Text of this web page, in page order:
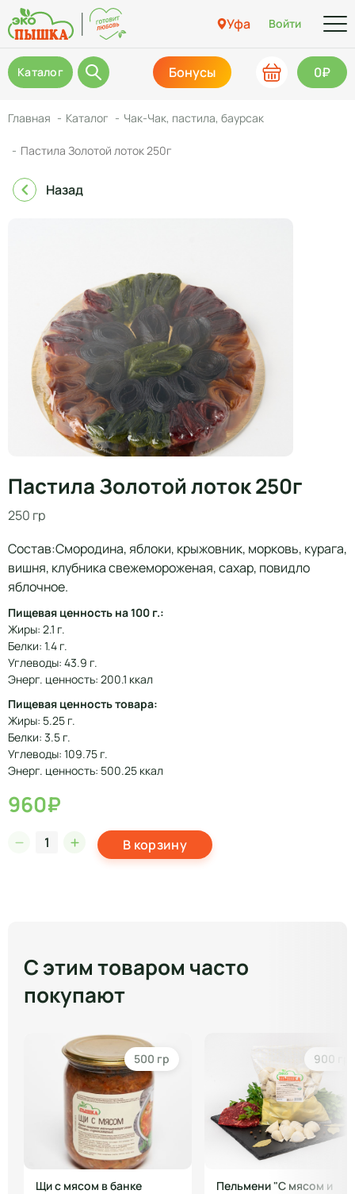
Уфа Войти
Каталог Бонусы 0₽
Главная Каталог Чак-Чак, пастила, баурсак
Пастила Золотой лоток 250г
Назад
Пастила Золотой лоток 250г
250 гр
Состав:Смородина, яблоки, крыжовник, морковь, курага,
вишня, клубника свежемороженая, сахар, повидло
яблочное.
Пищевая ценность на 100 г.:
Жиры: 2.1 г.
Белки: 1.4 г.
Углеводы: 43.9 г.
Энерг. ценность: 200.1 ккал
Пищевая ценность товара:
Жиры: 5.25 г.
Белки: 3.5 г.
Углеводы: 109.75 г.
Энерг. ценность: 500.25 ккал
960₽
В корзину
С этим товаром часто
покупают
500 гр
Щи с мясом в банке
900 гр
Пельмени "С мясом и